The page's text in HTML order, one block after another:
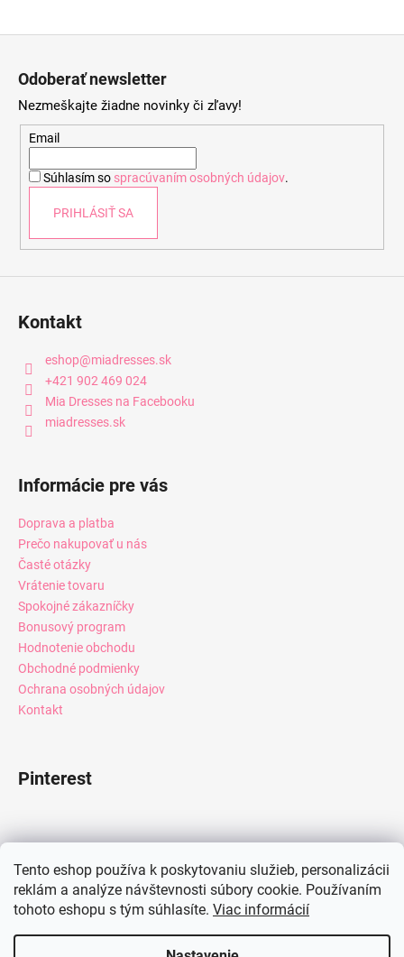
Tento eshop používa k poskytovaniu služieb, personalizácii
reklám a analýze návštevnosti súbory cookie. Používaním
tohoto eshopu s tým súhlasíte. Viac informácií
Odoberať newsletter
Nezmeškajte žiadne novinky či zľavy!
Email
Súhlasím so spracúvaním osobných údajov.
PRIHLÁSIŤ SA
Kontakt
eshop@miadresses.sk
+421 902 469 024
Mia Dresses na Facebooku
miadresses.sk
Informácie pre vás
Doprava a platba
Prečo nakupovať u nás
Časté otázky
Vrátenie tovaru
Spokojné zákazníčky
Bonusový program
Hodnotenie obchodu
Obchodné podmienky
Ochrana osobných údajov
Kontakt
Pinterest
Instagram